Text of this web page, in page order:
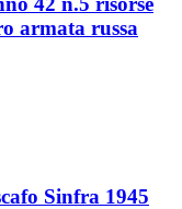
armata russa
Sinfra 1945